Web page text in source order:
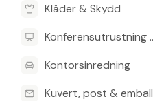
Kläder & Skydd
Konferensutrustning & Presentationsutrustning
Kontorsinredning
Kuvert, post & emballage